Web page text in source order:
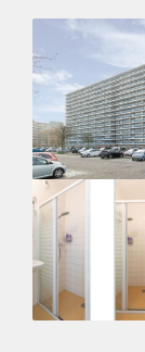
Huurtoeslag
Mogelijk
Inkomen eis
N.V.T.
Huurtermijn
Onbepaalde
Oplevering
Kaal